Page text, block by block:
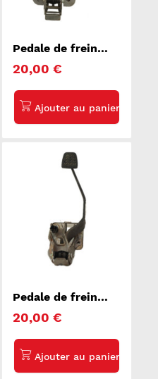
Pedale de frein
4
20,00 €
Pedale de frein
20,00 €